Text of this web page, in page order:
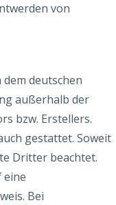
von
deutschen
außerhalb der
bzw. Erstellers.
gestattet. Soweit
Dritter beachtet.
eine
Bei